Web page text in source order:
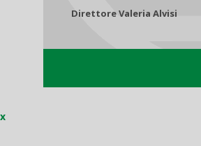
Direttore Valeria Alvisi
x